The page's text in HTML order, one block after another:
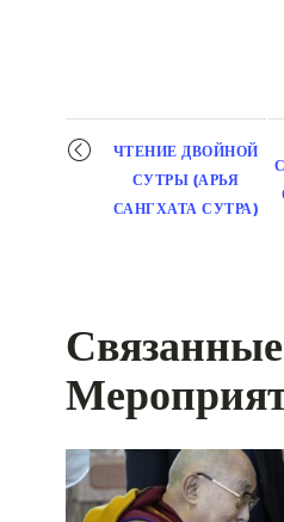
навигация
ЧТЕНИЕ ДВОЙНОЙ
СУТРЫ (АРЬЯ
САНГХАТА СУТРА)
Связанные